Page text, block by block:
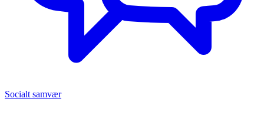
Socialt samvær